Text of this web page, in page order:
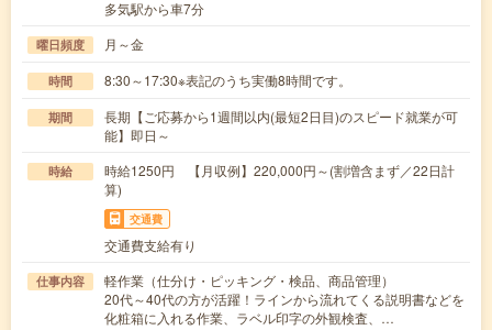
多気駅から車7分
曜日頻度 月～金
時間 8:30～17:30※表記のうち実働8時間です。
期間
長期【ご応募から1週間以内(最短2日目)のスピード就業が可
能】即日～
時給
時給1250円 【月収例】220,000円～(割増含まず／22日計
算)
交通費
交通費支給有り
仕事内容
軽作業（仕分け・ピッキング・検品、商品管理）
20代～40代の方が活躍！ラインから流れてくる説明書などを
化粧箱に入れる作業、ラベル印字の外観検査、…